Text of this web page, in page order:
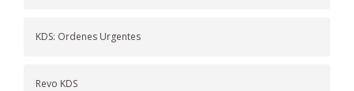
KDS: Ordenes Urgentes
Revo KDS